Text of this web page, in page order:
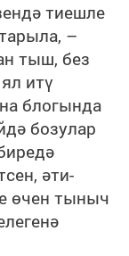
тиешле
–
тыш, без
итү
блогында
бозулар
әти-
өчен тыныч